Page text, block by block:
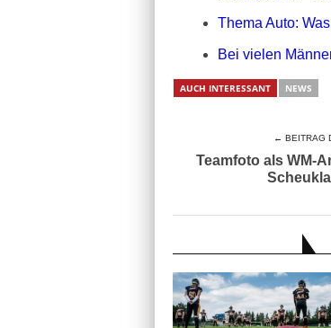
Thema Auto:
Bei vielen
AUCH INTERESSANT NEWS
← BEITRAG
Teamfoto als WM-